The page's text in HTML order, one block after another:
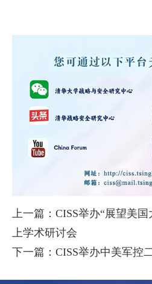
上一篇：CISS举办“展望美
上学术研讨会
下一篇：CISS举办中美军控